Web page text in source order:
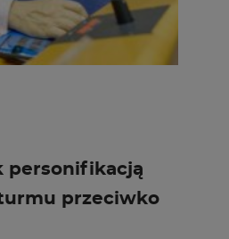
personifikacją
przeciwko